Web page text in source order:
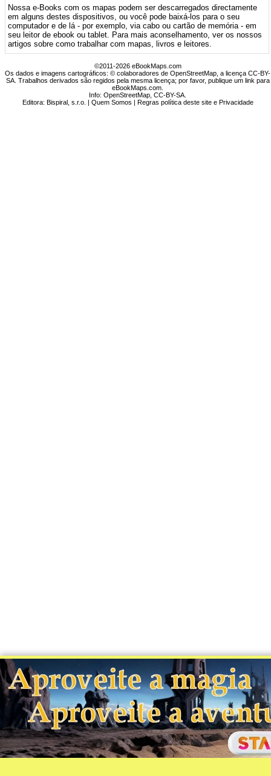
Nossa e-Books com os mapas podem ser descarregados directamente
em alguns destes dispositivos, ou você pode baixá-los para o seu
computador e de lá - por exemplo, via cabo ou cartão de memória - em
seu leitor de ebook ou tablet. Para mais aconselhamento, ver os nossos
artigos sobre como trabalhar com mapas, livros e leitores.
©2011-2026 eBookMaps.com
Os dados e imagens cartográficos: © colaboradores de OpenStreetMap, a licença CC-BY-
SA. Trabalhos derivados são regidos pela mesma licença; por favor, publique um link para
eBookMaps.com.
Info:OpenStreetMap ,CC-BY-SA
Editora: Bispiral, s.r.o. | Quem Somos | Regras política deste site e Privacidade